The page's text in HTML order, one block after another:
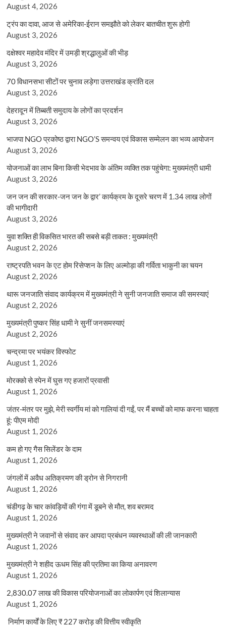
August 4, 2026
ट्रंप का दावा, आज से अमेरिका-ईरान समझौते को लेकर बातचीत शुरू होगी
August 3, 2026
दक्षेश्वर महादेव मंदिर में उमड़ी श्रद्धालुओं की भीड़
August 3, 2026
70 विधानसभा सीटों पर चुनाव लड़ेगा उत्तराखंड क्रांति दल
August 3, 2026
देहरादून में तिब्बती समुदाय के लोगों का प्रदर्शन
August 3, 2026
भाजपा NGO प्रकोष्ठ द्वारा NGO’S समन्वय एवं विकास सम्मेलन का भव्य आयोजन
August 3, 2026
योजनाओं का लाभ बिना किसी भेदभाव के अंतिम व्यक्ति तक पहुंचेगा: मुख्यमंत्री धामी
August 3, 2026
जन जन की सरकार-जन जन के द्वार’ कार्यक्रम के दूसरे चरण में 1.34 लाख लोगों
की भागीदारी
August 3, 2026
युवा शक्ति ही विकसित भारत की सबसे बड़ी ताकत : मुख्यमंत्री
August 2, 2026
राष्ट्रपति भवन के एट होम रिसेप्शन के लिए अल्मोड़ा की गर्विता भाकुनी का चयन
August 2, 2026
थारू जनजाति संवाद कार्यक्रम में मुख्यमंत्री ने सुनी जनजाति समाज की समस्याएं
August 2, 2026
मुख्यमंत्री पुष्कर सिंह धामी ने सुनीं जनसमस्याएं
August 2, 2026
चन्द्रमा पर भयंकर विस्फोट
August 1, 2026
मोरक्को से स्पेन में घुस गए हजारों प्रवासी
August 1, 2026
जंतर-मंतर पर मुझे, मेरी स्वर्गीय मां को गालियां दी गईं, पर मैं बच्चों को माफ करना चाहता
हूं: पीएम मोदी
August 1, 2026
कम हो गए गैस सिलेंडर के दाम
August 1, 2026
जंगलों में अवैध अतिक्रमण की ड्रोन से निगरानी
August 1, 2026
चंडीगढ़ के चार कांवड़ियों की गंगा में डूबने से मौत, शव बरामद
August 1, 2026
मुख्यमंत्री ने जवानों से संवाद कर आपदा प्रबंधन व्यवस्थाओं की ली जानकारी
August 1, 2026
मुख्यमंत्री ने शहीद ऊधम सिंह की प्रतिमा का किया अनावरण
August 1, 2026
2,830.07 लाख की विकास परियोजनाओं का लोकार्पण एवं शिलान्यास
August 1, 2026
निर्माण कार्यों के लिए ₹ 227 करोड़ की वित्तीय स्वीकृति